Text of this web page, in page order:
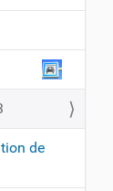
de